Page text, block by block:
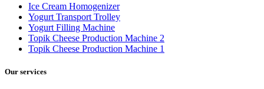
Ice Cream Homogenizer
Yogurt Transport Trolley
Yogurt Filling Machine
Topik Cheese Production Machine 2
Topik Cheese Production Machine 1
Our services